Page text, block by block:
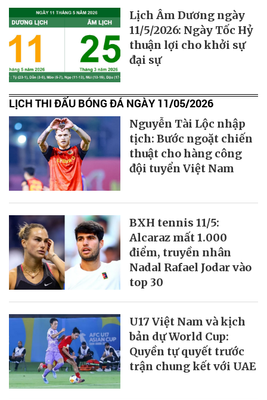
Lịch Âm Dương ngày
11/5/2026: Ngày Tốc Hỷ
thuận lợi cho khởi sự
đại sự
LỊCH THI ĐẤU BÓNG ĐÁ NGÀY 11/05/2026
Nguyễn Tài Lộc nhập
tịch: Bước ngoặt chiến
thuật cho hàng công
đội tuyển Việt Nam
BXH tennis 11/5:
Alcaraz mất 1.000
điểm, truyền nhân
Nadal Rafael Jodar vào
top 30
U17 Việt Nam và kịch
bản dự World Cup:
Quyền tự quyết trước
trận chung kết với UAE